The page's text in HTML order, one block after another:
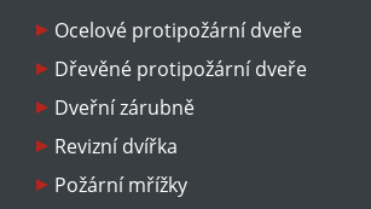
Ocelové protipožární dveře
Dřevěné protipožární dveře
Dveřní zárubně
Revizní dvířka
Požární mřížky